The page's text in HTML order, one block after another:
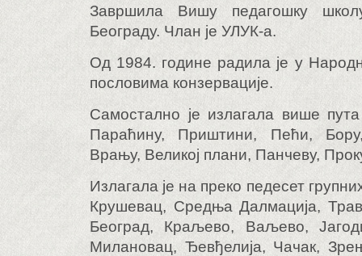
Завршила Вишу педагошку
Београду. Члан је УЛУК-а.
Од 1984. године радила је у
пословима конзервације.
Самостално је излагала више
Параћину, Приштини, Пећи, Бору,
Врању, Великој плани, Панчеву,
Излагала је на преко педесет
Крушевац, Средња Далмација,
Београд, Краљево, Ваљево,
Милановац, Ђевђелија, Чачак,